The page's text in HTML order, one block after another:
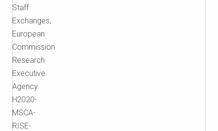
Staff
Exchanges,
European
Commission
Research
Executive
Agency
H2020-
MSCA-
RISE-